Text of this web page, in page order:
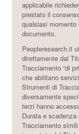
applicabile
prestato il
qualsiasi
documento.
Peopleresearch.it
direttamente dal
Tracciamento “di
che abilitano
Strumenti di
diversamente
terzi hanno
Durata e
Tracciamento